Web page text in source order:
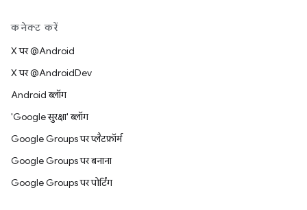
कनेक्ट करें
X पर @Android
X पर @AndroidDev
Android ब्लॉग
'Google सुरक्षा' ब्लॉग
Google Groups पर प्लैटफ़ॉर्म
Google Groups पर बनाना
Google Groups पर पोर्टिंग